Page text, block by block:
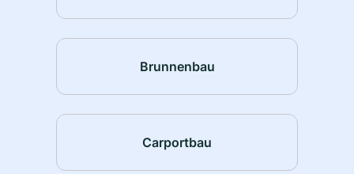
Brunnenbau
Carportbau